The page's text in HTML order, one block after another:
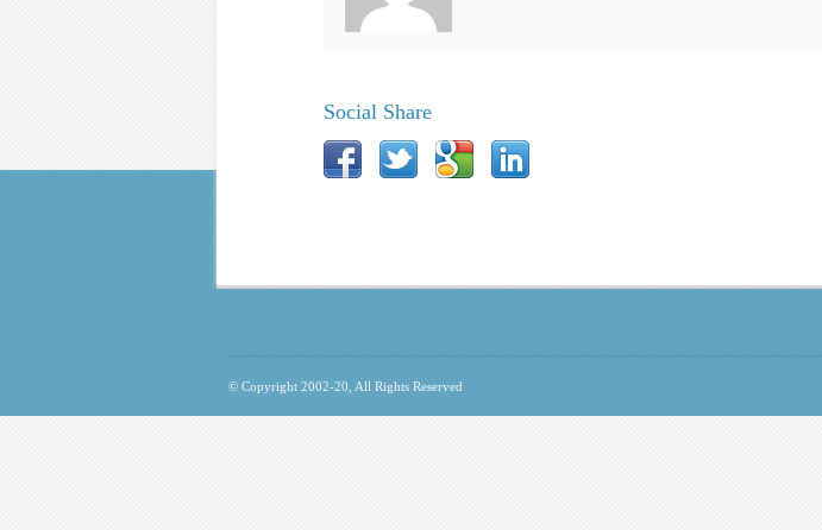
Social Share
© Copyright 2002-20, All Rights Reserved